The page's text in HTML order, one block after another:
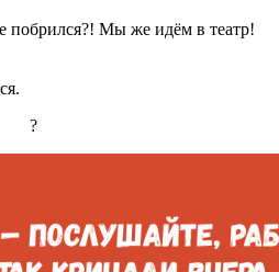
Мы же идём в театр!
?